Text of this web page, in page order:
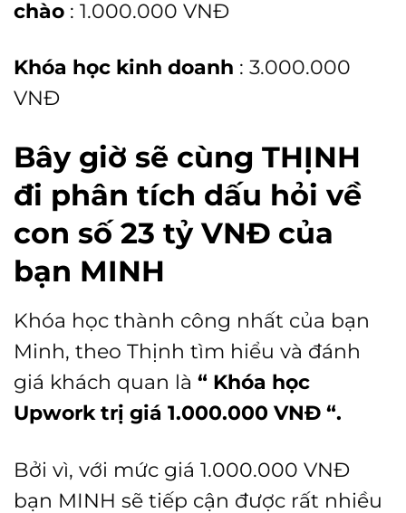
chào : 1.000.000 VNĐ
Khóa học kinh doanh : 3.000.000
VNĐ
Bây giờ sẽ cùng THỊNH
đi phân tích dấu hỏi về
con số 23 tỷ VNĐ của
bạn MINH
Khóa học thành công nhất của bạn
Minh, theo Thịnh tìm hiểu và đánh
giá khách quan là “ Khóa học
Upwork trị giá 1.000.000 VNĐ “.
Bởi vì, với mức giá 1.000.000 VNĐ
bạn MINH sẽ tiếp cận được rất nhiều